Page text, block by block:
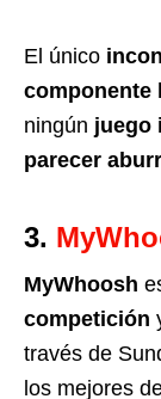
El único
componente
ningún juego
parecer
3.
MyWhoosh
competición
través de
los mejores